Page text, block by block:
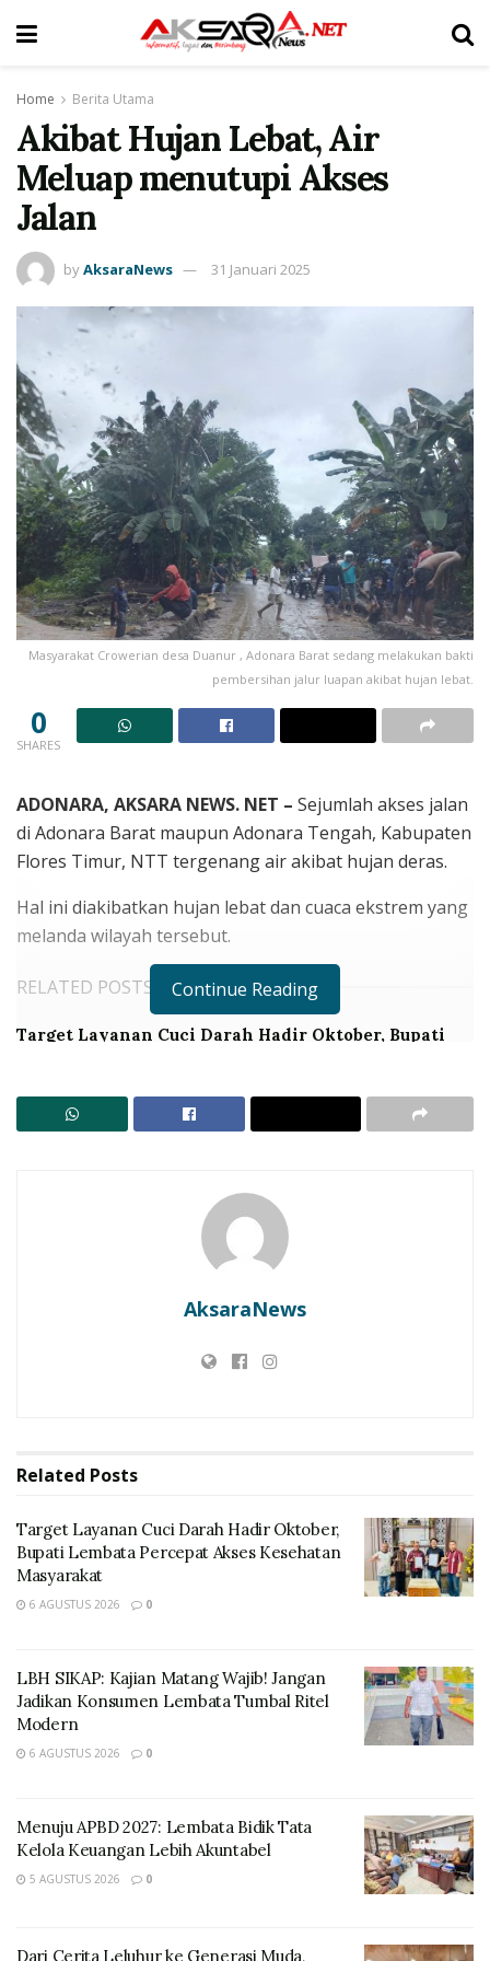
Home Berita Utama
Akibat Hujan Lebat, Air
Meluap menutupi Akses
Jalan
byAksaraNews 31 Januari 2025
Masyarakat Crowerian desa Duanur , Adonara Barat sedang melakukan bakti
pembersihan jalur luapan akibat hujan lebat.
0
SHARES
ADONARA, AKSARA NEWS. NET – Sejumlah akses jalan
di Adonara Barat maupun Adonara Tengah, Kabupaten
Flores Timur, NTT tergenang air akibat hujan deras.
Hal ini diakibatkan hujan lebat dan cuaca ekstrem yang
melanda wilayah tersebut.
RELATED POSTS
Target Layanan Cuci Darah Hadir Oktober, Bupati
LBH SIKAP: Kajian Matang Wajib! Jangan Jadikan
Konsumen Lembata Tumbal Ritel Modern
semalaman sekitar pukul 1 dini hari
Continue Reading
AksaraNews
Related Posts
Target Layanan Cuci Darah Hadir Oktober,
Bupati Lembata Percepat Akses Kesehatan
Masyarakat
6 AGUSTUS 2026 0
LBH SIKAP: Kajian Matang Wajib! Jangan
Jadikan Konsumen Lembata Tumbal Ritel
Modern
6 AGUSTUS 2026 0
Menuju APBD 2027: Lembata Bidik Tata
Kelola Keuangan Lebih Akuntabel
5 AGUSTUS 2026 0
Dari Cerita Leluhur ke Generasi Muda,